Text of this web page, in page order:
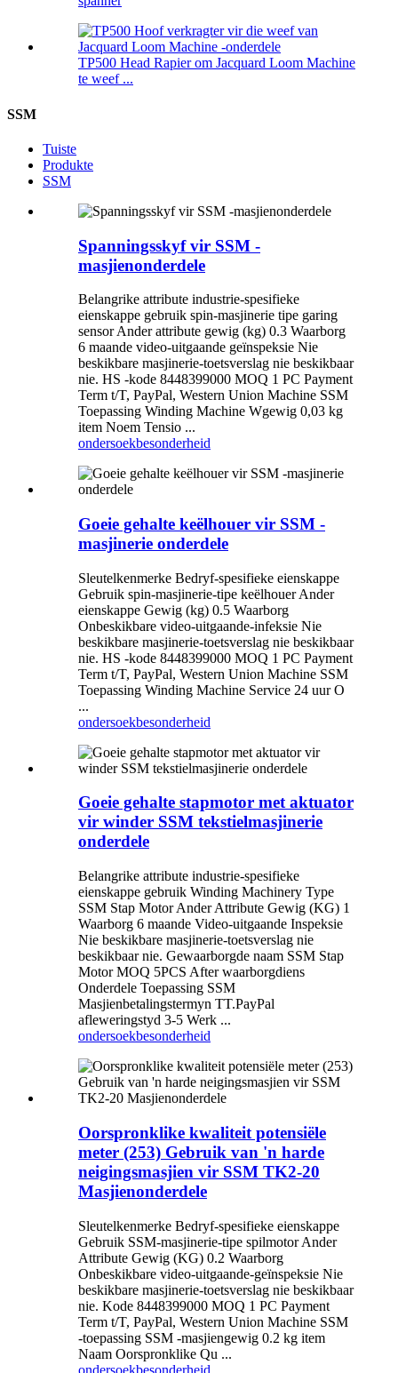
TP500 Head Rapier om Jacquard Loom Machine
te weef ...
SSM
Tuiste
Produkte
SSM
Spanningsskyf vir SSM -
masjienonderdele
Belangrike attribute industrie-spesifieke
eienskappe gebruik spin-masjinerie tipe garing
sensor Ander attribute gewig (kg) 0.3 Waarborg
6 maande video-uitgaande geïnspeksie Nie
beskikbare masjinerie-toetsverslag nie beskikbaar
nie. HS -kode 8448399000 MOQ 1 PC Payment
Term t/T, PayPal, Western Union Machine SSM
Toepassing Winding Machine Wgewig 0,03 kg
item Noem Tensio ...
ondersoekbesonderheid
Goeie gehalte keëlhouer vir SSM -
masjinerie onderdele
Sleutelkenmerke Bedryf-spesifieke eienskappe
Gebruik spin-masjinerie-tipe keëlhouer Ander
eienskappe Gewig (kg) 0.5 Waarborg
Onbeskikbare video-uitgaande-infeksie Nie
beskikbare masjinerie-toetsverslag nie beskikbaar
nie. HS -kode 8448399000 MOQ 1 PC Payment
Term t/T, PayPal, Western Union Machine SSM
Toepassing Winding Machine Service 24 uur O
...
ondersoekbesonderheid
Goeie gehalte stapmotor met aktuator
vir winder SSM tekstielmasjinerie
onderdele
Belangrike attribute industrie-spesifieke
eienskappe gebruik Winding Machinery Type
SSM Stap Motor Ander Attribute Gewig (KG) 1
Waarborg 6 maande Video-uitgaande Inspeksie
Nie beskikbare masjinerie-toetsverslag nie
beskikbaar nie. Gewaarborgde naam SSM Stap
Motor MOQ 5PCS After waarborgdiens
Onderdele Toepassing SSM
Masjienbetalingstermyn TT.PayPal
afleweringstyd 3-5 Werk ...
ondersoekbesonderheid
Oorspronklike kwaliteit potensiële
meter (253) Gebruik van 'n harde
neigingsmasjien vir SSM TK2-20
Masjienonderdele
Sleutelkenmerke Bedryf-spesifieke eienskappe
Gebruik SSM-masjinerie-tipe spilmotor Ander
Attribute Gewig (KG) 0.2 Waarborg
Onbeskikbare video-uitgaande-geïnspeksie Nie
beskikbare masjinerie-toetsverslag nie beskikbaar
nie. Kode 8448399000 MOQ 1 PC Payment
Term t/T, PayPal, Western Union Machine SSM
-toepassing SSM -masjiengewig 0.2 kg item
Naam Oorspronklike Qu ...
ondersoekbesonderheid